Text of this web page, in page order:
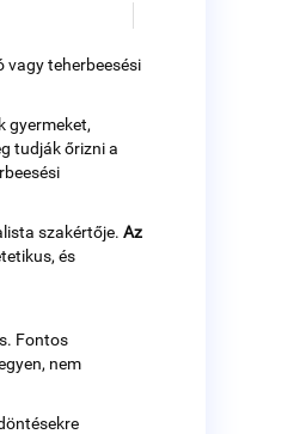
vagy teherbeesési
gyermeket,
tudják őrizni a
szakértője. Az
és
Fontos
nem